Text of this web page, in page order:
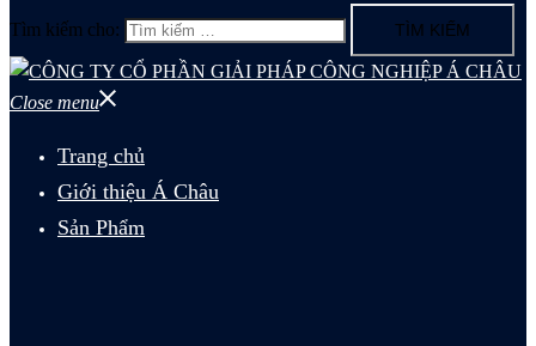
Tìm kiếm cho:
Close menu
Trang chủ
Giới thiệu Á Châu
Sản Phẩm